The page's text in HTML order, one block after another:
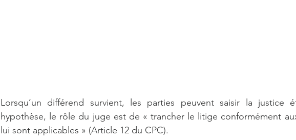
Lorsqu’un différend survient, les parties peuvent saisir la justice
hypothèse, le rôle du juge est de « trancher le litige conformément
lui sont applicables » (Article 12 du CPC).